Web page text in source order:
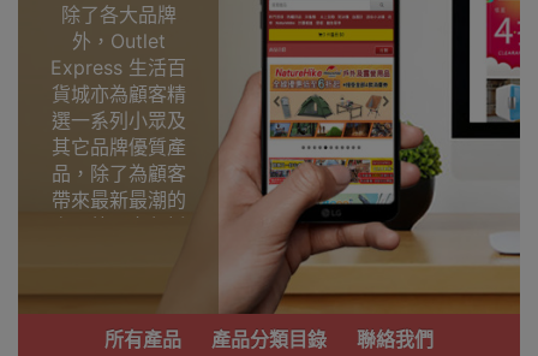
除了各大品牌
外，Outlet
Express 生活百
貨城亦為顧客精
選一系列小眾及
其它品牌優質產
品，除了為顧客
帶來最新最潮的
產品外，亦包括
功能齊備的產
品。
所有產品 產品分類目錄 聯絡我們